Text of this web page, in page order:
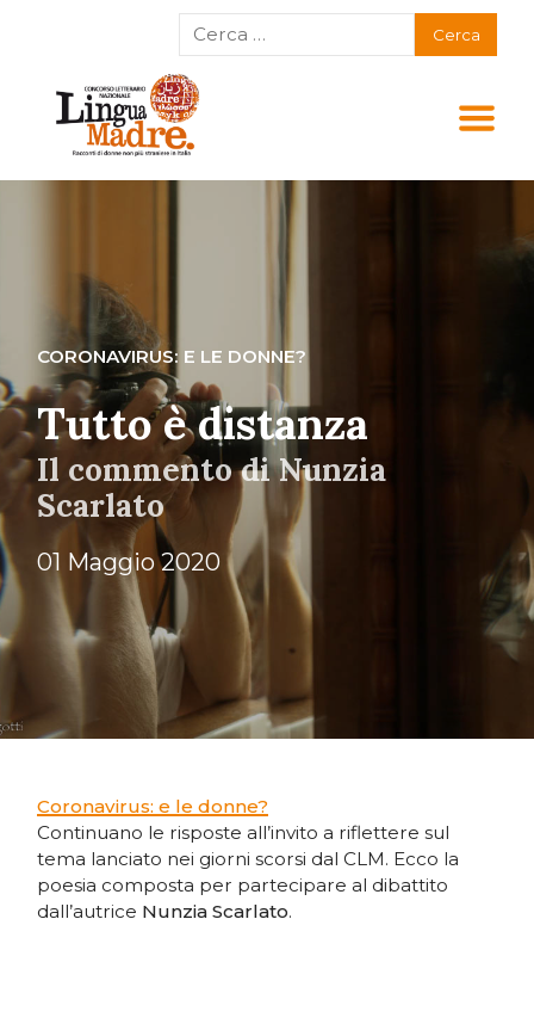
CORONAVIRUS: E LE DONNE?
Tutto è distanza
Il commento di Nunzia
Scarlato
01 Maggio 2020
Coronavirus: e le donne?
Continuano le risposte all’invito a riflettere sul
tema lanciato nei giorni scorsi dal CLM. Ecco la
poesia composta per partecipare al dibattito
dall’autrice Nunzia Scarlato.